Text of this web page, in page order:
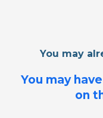
You may
You may
on